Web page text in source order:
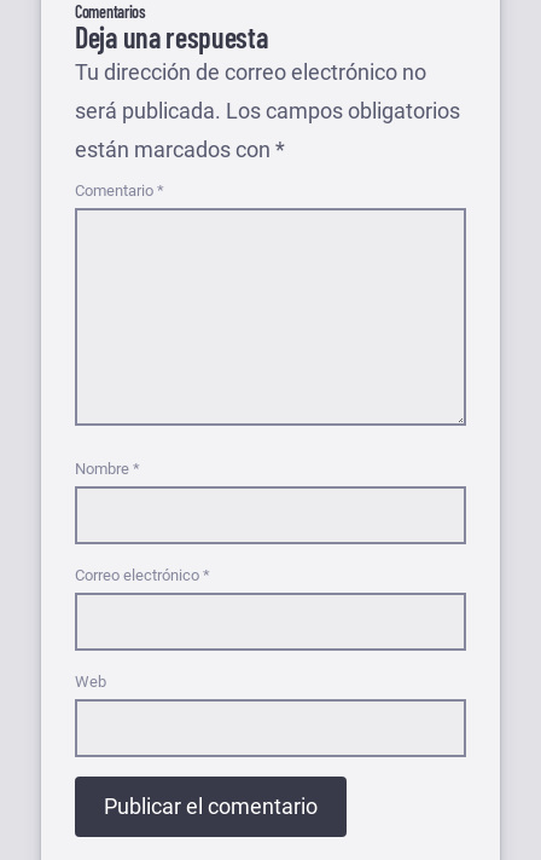
Comentarios
Deja una respuesta
Tu dirección de correo electrónico no
será publicada. Los campos obligatorios
están marcados con *
Comentario *
Nombre *
Correo electrónico *
Web